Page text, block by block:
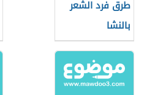
طرق فرد الشعر
بالنشا